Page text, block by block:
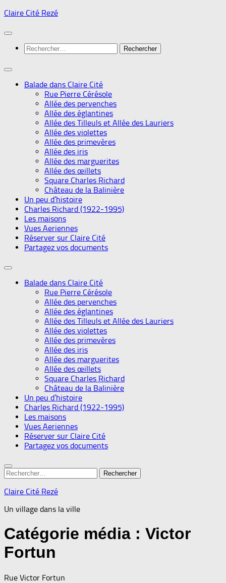
Skip
content
Claire Cité Rezé
Rechercher :
Balade dans Claire Cité
Rue Pierre Cérésole
Allée des pervenches
Allée des églantines
Allée des Tilleuls et Allée des Lauriers
Allée des violettes
Allée des primevères
Allée des iris
Allée des marguerites
Allée des œillets
Square Charles Richard
Château de la Balinière
Un peu d’histoire
Charles Richard (1922-1995)
Les maisons
Vues Aeriennes
Réserver sur Claire Cité
Partagez vos documents
Balade dans Claire Cité
Rue Pierre Cérésole
Allée des pervenches
Allée des églantines
Allée des Tilleuls et Allée des Lauriers
Allée des violettes
Allée des primevères
Allée des iris
Allée des marguerites
Allée des œillets
Square Charles Richard
Château de la Balinière
Un peu d’histoire
Charles Richard (1922-1995)
Les maisons
Vues Aeriennes
Réserver sur Claire Cité
Partagez vos documents
Rechercher :
Claire Cité Rezé
Un village dans la ville
Catégorie média : Victor
Fortun
Rue Victor Fortun